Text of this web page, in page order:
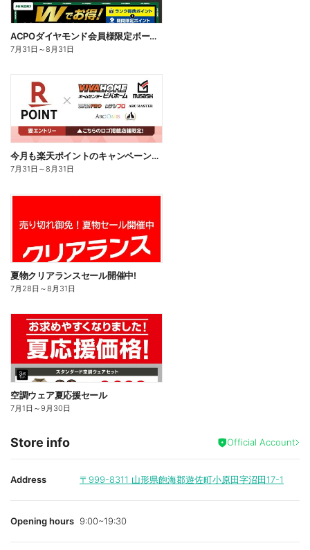
ACPOダイヤモンド会員様限定ボーナスポイント8/31まで!
7月31日 ～8月31日
今月も楽天ポイントのキャンペーン開催中!
7月31日 ～8月31日
夏物クリアランスセール開催中!
7月28日 ～8月31日
空調ウェア夏応援セール
7月1日 ～9月30日
Store info Official Account
Address 〒999-8311 山形県飽海郡遊佐町小原田字沼田17-1
Opening hours 9:00~19:30